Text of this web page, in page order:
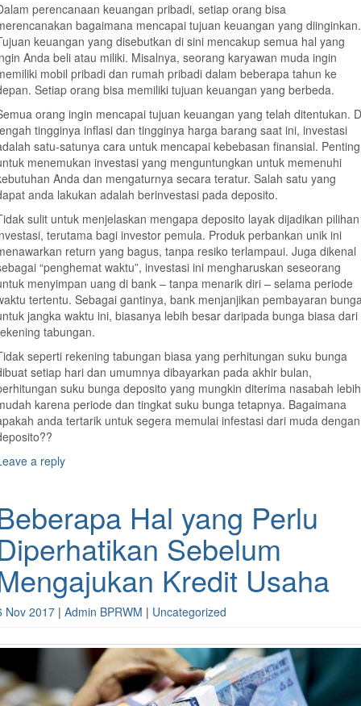
perencanaan keuangan pribadi, setiap orang bisa
bagaimana mencapai tujuan keuangan yang diinginkan.
keuangan yang disebutkan di sini mencakup semua hal yang
Anda beli atau miliki. Misalnya, seorang karyawan muda ingin
mobil pribadi dan rumah pribadi dalam beberapa tahun ke
Setiap orang bisa memiliki tujuan keuangan yang berbeda.
orang ingin mencapai tujuan keuangan yang telah ditentukan.
tingginya inflasi dan tingginya harga barang saat ini, investasi
satu-satunya cara untuk mencapai kebebasan finansial. Penting
menemukan investasi yang menguntungkan untuk memenuhi
Anda dan mengaturnya secara teratur. Salah satu yang
anda lakukan adalah berinvestasi pada deposito.
sulit untuk menjelaskan mengapa deposito layak dijadikan pilihan
terutama bagi investor pemula. Produk perbankan unik ini
return yang bagus, tanpa resiko terlampaui. Juga dikenal
“penghemat waktu”, investasi ini mengharuskan seseorang
menyimpan uang di bank – tanpa menarik diri – selama periode
tertentu. Sebagai gantinya, bank menjanjikan pembayaran
jangka waktu ini, biasanya lebih besar daripada bunga biasa dari
tabungan.
seperti rekening tabungan biasa yang perhitungan suku bunga
setiap hari dan umumnya dibayarkan pada akhir bulan,
suku bunga deposito yang mungkin diterima nasabah lebih
karena periode dan tingkat suku bunga tetapnya. Bagaimana
anda tertarik untuk segera memulai infestasi dari muda dengan
a reply
Hal yang Perlu
Sebelum
Kredit Usaha
Nov 2017 | Admin BPRWM | Uncategorized